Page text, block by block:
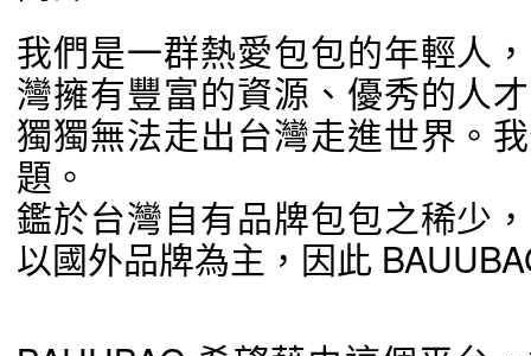
我們是一群熱愛包包的年輕人
灣擁有豐富的資源、優秀的人
獨獨無法走出台灣走進世界。
題。
鑑於台灣自有品牌包包之稀少
以國外品牌為主，因此